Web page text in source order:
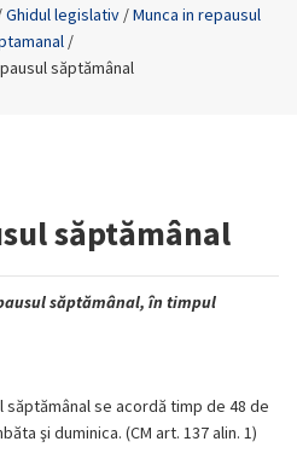
Ghidul legislativ/Munca in repausul
/
săptămânal
săptămânal
săptămânal, în timpul
săptămânal se acordă timp de 48 de
şi duminica. (CM art. 137 alin. 1)